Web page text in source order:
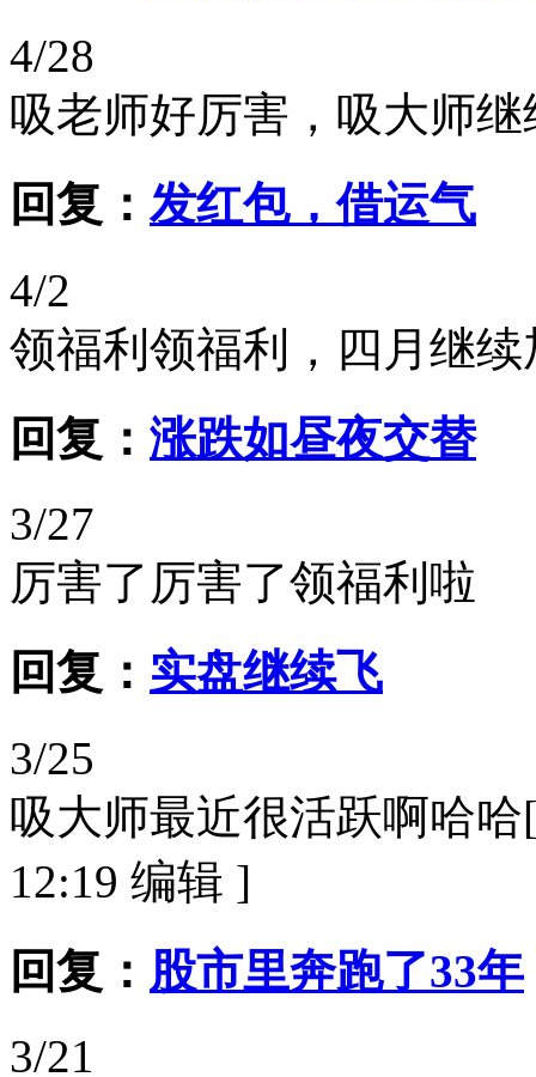
4/28
吸老师好厉害，吸大师
回复： 发红包，借运气
4/2
领福利领福利，四月继续
回复： 涨跌如昼夜交替
3/27
厉害了厉害了领福利啦
回复： 实盘继续飞
3/25
吸大师最近很活跃啊哈哈
12:19 编辑 ]
回复： 股市里奔跑了33年
3/21